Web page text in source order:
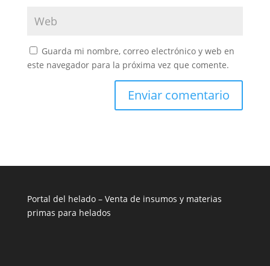
Guarda mi nombre, correo electrónico y web en
este navegador para la próxima vez que comente.
Portal del helado – Venta de insumos y materias
primas para helados